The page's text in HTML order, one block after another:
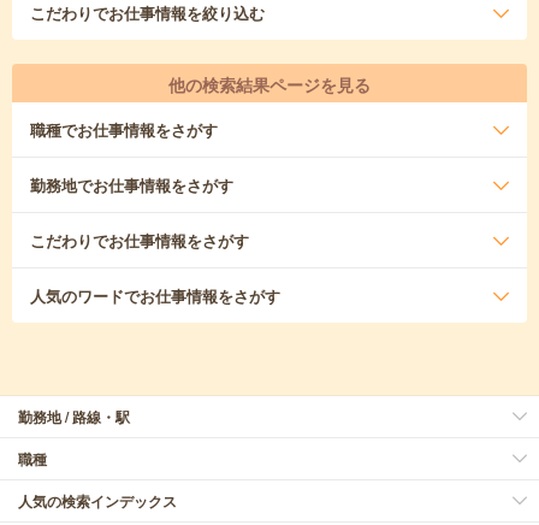
こだわりでお仕事情報を絞り込む
他の検索結果ページを見る
職種でお仕事情報をさがす
勤務地でお仕事情報をさがす
こだわりでお仕事情報をさがす
人気のワードでお仕事情報をさがす
勤務地 / 路線・駅
職種
人気の検索インデックス